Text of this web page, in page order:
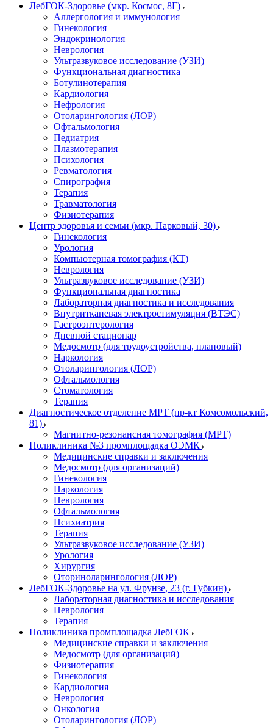
ЛебГОК-Здоровье (мкр. Космос, 8Г)
Аллергология и иммунология
Гинекология
Эндокринология
Неврология
Ультразвуковое исследование (УЗИ)
Функциональная диагностика
Ботулинотерапия
Кардиология
Нефрология
Отоларингология (ЛОР)
Офтальмология
Педиатрия
Плазмотерапия
Психология
Ревматология
Спирография
Терапия
Травматология
Физиотерапия
Центр здоровья и семьи (мкр. Парковый, 30)
Гинекология
Урология
Компьютерная томография (КТ)
Неврология
Ультразвуковое исследование (УЗИ)
Функциональная диагностика
Лабораторная диагностика и исследования
Внутритканевая электростимуляция (ВТЭС)
Гастроэнтерология
Дневной стационар
Медосмотр (для трудоустройства, плановый)
Наркология
Отоларингология (ЛОР)
Офтальмология
Стоматология
Терапия
Диагностическое отделение МРТ (пр-кт Комсомольский,
81)
Магнитно-резонансная томография (МРТ)
Поликлиника №3 промплощадка ОЭМК
Медицинские справки и заключения
Медосмотр (для организаций)
Гинекология
Наркология
Неврология
Офтальмология
Психиатрия
Терапия
Ультразвуковое исследование (УЗИ)
Урология
Хирургия
Оториноларингология (ЛОР)
ЛебГОК-Здоровье на ул. Фрунзе, 23 (г. Губкин)
Лабораторная диагностика и исследования
Неврология
Терапия
Поликлиника промплощадка ЛебГОК
Медицинские справки и заключения
Медосмотр (для организаций)
Физиотерапия
Гинекология
Кардиология
Неврология
Онкология
Отоларингология (ЛОР)